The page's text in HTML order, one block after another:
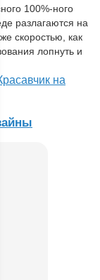
100%-ного
разлагаются на
скоростью, как
лопнуть и
на